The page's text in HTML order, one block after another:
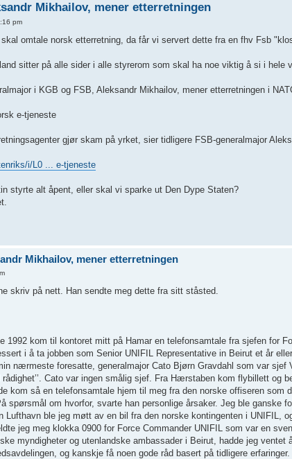
Mikhailov, mener etterretningen
pm
omtale norsk etterretning, da får vi servert dette fra en fhv Fsb
sitter på alle sider i alle styrerom som skal ha noe viktig å si i hele
i KGB og FSB, Aleksandr Mikhailov, mener etterretningen i
e-tjeneste
gjør skam på yrket, sier tidligere FSB-generalmajor
i/L0 ... e-tjeneste
styrte alt åpent, eller skal vi sparke ut Den Dype Staten?
Mikhailov, mener etterretningen
skriv på nett. Han sendte meg dette fra sitt ståsted.
1992 kom til kontoret mitt på Hamar en telefonsamtale fra sjefen for
i å ta jobben som Senior UNIFIL Representative in Beirut et år
nærmeste foresatte, generalmajor Cato Bjørn Gravdahl som var
rådighet’’. Cato var ingen smålig sjef. Fra Hærstaben kom flybillett og
kom så en telefonsamtale hjem til meg fra den norske offiseren som
spørsmål om hvorfor, svarte han personlige årsaker. Jeg ble ganske
Lufthavn ble jeg møtt av en bil fra den norske kontingenten i UNIFIL,
jeg meg klokka 0900 for Force Commander UNIFIL som var en
myndigheter og utenlandske ambassader i Beirut, hadde jeg
og kanskje få noen gode råd basert på tidligere